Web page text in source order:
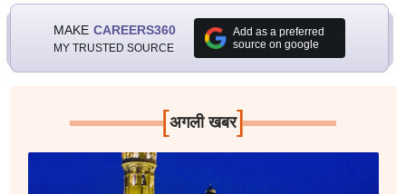
MAKE CAREERS360
MY TRUSTED SOURCE
Add as a preferred
source on google
[अगली खबर]